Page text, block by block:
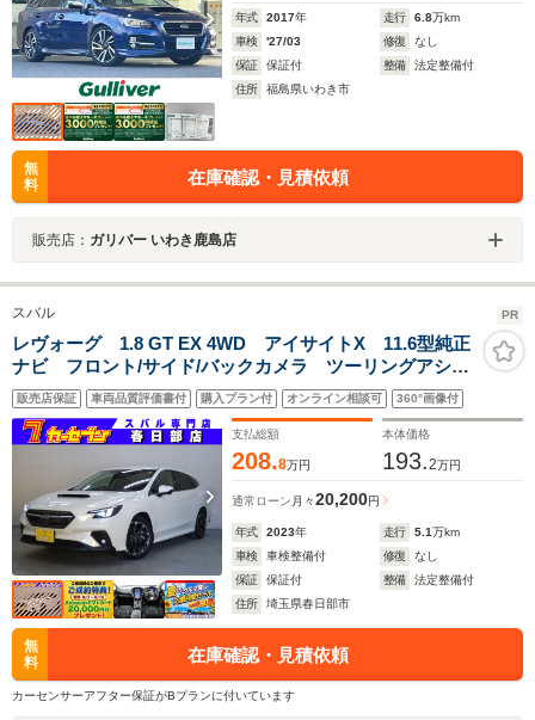
年式 2017年 走行 6.8万km
車検
'27/03 修復
なし
保証
保証付 整備
法定整備付
住所
福島県いわき市
無
料
在庫確認・見積依頼
販売店： ガリバー いわき鹿島店
スバル PR
レヴォーグ 1.8 GT EX 4WD アイサイトX 11.6型純正
ナビ フロント/サイド/バックカメラ ツーリングアシス
ト CarPlay対応 パワーシート シートヒーター ドラ
レコ ETC スマートキー デジタルコックピット 純
正アルミ
販売店保証 車両品質評価書付 購入プラン付 オンライン相談可 360°画像付
支払総額
208.8万円
本体価格
193.2万円
通常ローン 月々20,200円
年式 2023年 走行 5.1万km
車検
車検整備付 修復
なし
保証
保証付 整備
法定整備付
住所
埼玉県春日部市
無
料
在庫確認・見積依頼
カーセンサーアフター保証がBプランに付いています